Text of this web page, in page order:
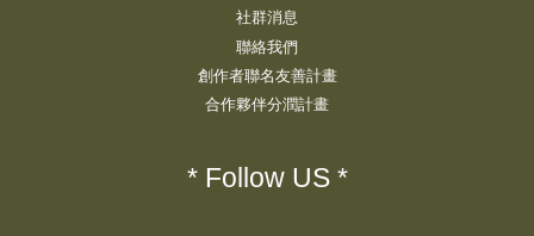
社群消息
聯絡我們
創作者聯名友善計畫
合作夥伴分潤計畫
* Follow US *